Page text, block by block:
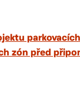
zón před